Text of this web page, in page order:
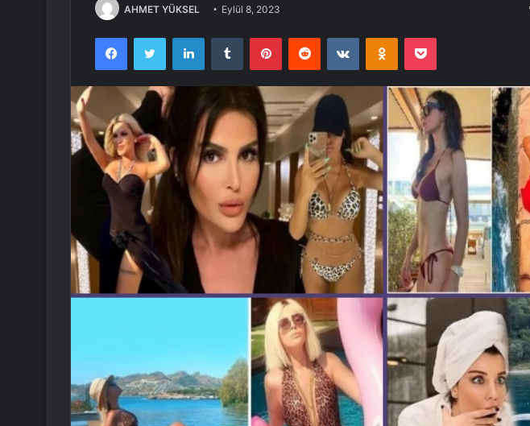
AHMET YÜKSEL Eylül 8, 2023
FacebookTwitter LinkedInTumblr PinterestReddit VKontakteOdnoklassniki
Pocket